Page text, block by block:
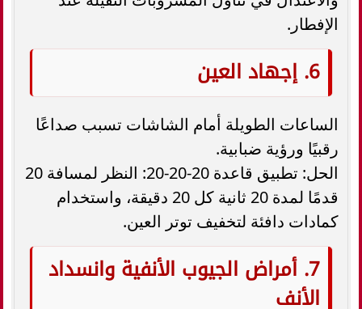
الإفطار.
6. إجهاد العين
الساعات الطويلة أمام الشاشات تسبب صداعًا
رقبيًا ورؤية ضبابية.
الحل: تطبيق قاعدة 20-20-20: النظر لمسافة 20
قدمًا لمدة 20 ثانية كل 20 دقيقة، واستخدام
كمادات دافئة لتخفيف توتر العين.
7. أمراض الجيوب الأنفية وانسداد
الأنف